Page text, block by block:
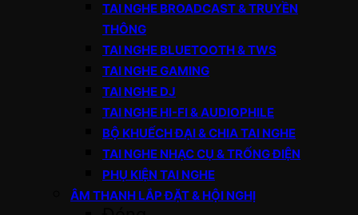
TAI NGHE BROADCAST & TRUYỀN
THÔNG
TAI NGHE BLUETOOTH & TWS
TAI NGHE GAMING
TAI NGHE DJ
TAI NGHE HI-FI & AUDIOPHILE
BỘ KHUẾCH ĐẠI & CHIA TAI NGHE
TAI NGHE NHẠC CỤ & TRỐNG ĐIỆN
PHỤ KIỆN TAI NGHE
ÂM THANH LẮP ĐẶT & HỘI NGHỊ